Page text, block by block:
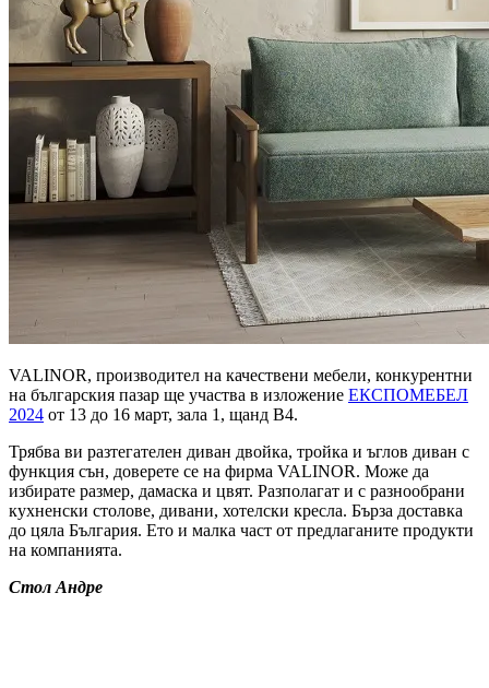
VALINOR, производител на качествени мебели, конкурентни
на българския пазар ще участва в изложение ЕКСПОМЕБЕЛ
2024 от 13 до 16 март, зала 1, щанд В4.
Трябва ви разтегателен диван двойка, тройка и ъглов диван с
функция сън, доверете се на фирма VALINOR. Може да
избирате размер, дамаска и цвят. Разполагат и с разнообрани
кухненски столове, дивани, хотелски кресла. Бърза доставка
до цяла България. Ето и малка част от предлаганите продукти
на компанията.
Стол Андре